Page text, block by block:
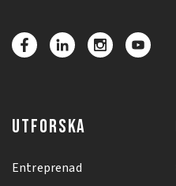
UTFORSKA
Entreprenad